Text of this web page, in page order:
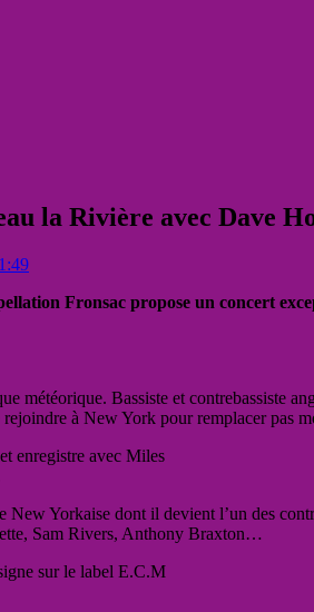
la Rivière avec Dave
Fronsac propose un concert
météorique. Bassiste et contrebassiste
à New York pour remplacer pas
enregistre avec Miles
New Yorkaise dont il devient l’un des
Sam Rivers, Anthony Braxton…
sur le label E.C.M